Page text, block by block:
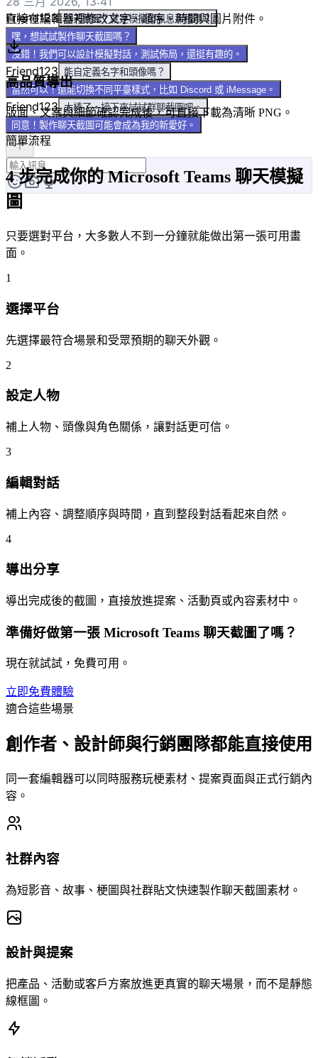
Friend123 聊天截圖？就是模擬發訊息那種嗎？
嘿，想試試製作聊天截圖嗎？
沒錯！我們可以設計模擬對話，測試佈局，還挺有趣的。
Friend123
能自定義名字和頭像嗎？
當然可以！還能切換不同平臺樣式，比如 Discord 或 iMessage。
Friend123 太棒了，接下來試試群聊截圖吧。
同意！製作聊天截圖可能會成為我的新愛好。
直接在編輯器裡修改文字、順序、時間與圖片附件。
高品質導出
版面、文案與細節確認完成後，可直接下載為清晰 PNG。
簡單流程
4 步完成你的 Microsoft Teams 聊天模擬
圖
只要選對平台，大多數人不到一分鐘就能做出第一張可用畫
面。
1
選擇平台
先選擇最符合場景和受眾預期的聊天外觀。
2
設定人物
補上人物、頭像與角色關係，讓對話更可信。
3
編輯對話
補上內容、調整順序與時間，直到整段對話看起來自然。
4
導出分享
導出完成後的截圖，直接放進提案、活動頁或內容素材中。
準備好做第一張 Microsoft Teams 聊天截圖了嗎？
現在就試試，免費可用。
立即免費體驗
適合這些場景
創作者、設計師與行銷團隊都能直接使用
同一套編輯器可以同時服務玩梗素材、提案頁面與正式行銷內
容。
社群內容
為短影音、故事、梗圖與社群貼文快速製作聊天截圖素材。
設計與提案
把產品、活動或客戶方案放進更真實的聊天場景，而不是靜態
線框圖。